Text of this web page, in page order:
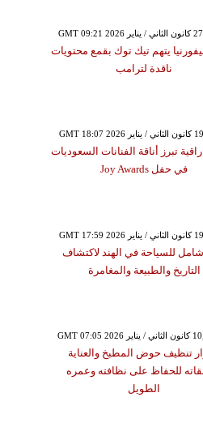
يتهم تيك توك بقمع محتويات
ناقدة لترامب
تبرز أناقة الفنانات السعوديات
في حفل Joy Awards
للسياحة في الهند لاكتشاف
التاريخ والطبيعة والمغامرة
تنظيف حوض المطبخ والعناية
للحفاظ على نظافته وعمره
الطويل